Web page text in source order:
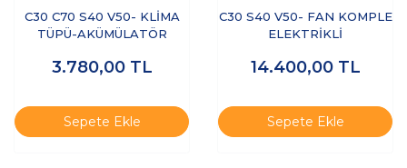
C30 C70 S40 V50- KLİMA
TÜPÜ-AKÜMÜLATÖR
3.780,00 TL
Sepete Ekle
C30 S40 V50- FAN KOMPLE
ELEKTRİKLİ
14.400,00 TL
Sepete Ekle